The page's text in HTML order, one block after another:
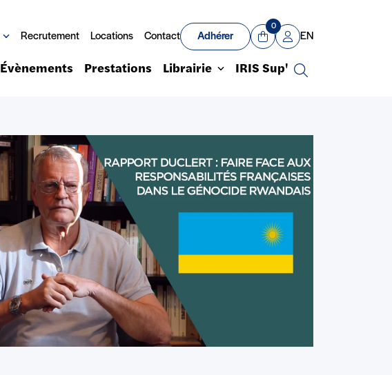
Recrutement Locations Contact Adhérer
Panier
0
Mon compte
EN
Évènements Prestations Librairie IRIS Sup'
Recherche